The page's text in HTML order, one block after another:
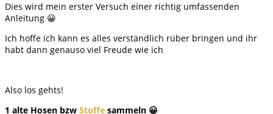
Dies wird mein erster Versuch einer richtig umfassenden
Anleitung 😀
Ich hoffe ich kann es alles verständlich rüber bringen und ihr
habt dann genauso viel Freude wie ich
Also los gehts!
1 alte Hosen bzw Stoffe sammeln 😀